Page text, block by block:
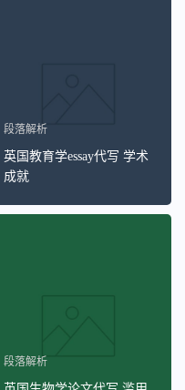
段落解析
英国教育学essay代写 学术
成就
段落解析